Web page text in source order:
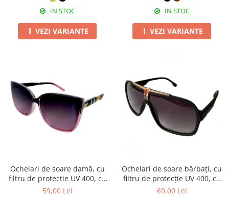
IN STOC
VEZI VARIANTE
IN STOC
VEZI VARIANTE
Ochelari de soare damă, cu
filtru de protecție UV 400, cu
toc cadou, OSD06
59,00 Lei
Ochelari de soare bărbați, cu
filtru de protecție UV 400, cu
toc cadou, OSB55
69,00 Lei